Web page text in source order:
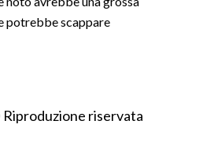
potrebbe scappare
riservata